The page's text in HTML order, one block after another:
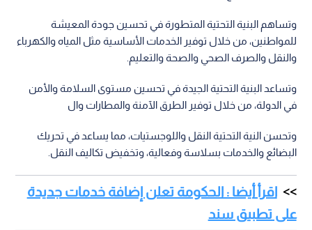
وتساهم البنية التحتية المتطورة في تحسين جودة المعيشة
للمواطنين، من خلال توفير الخدمات الأساسية مثل المياه والكهرباء
والنقل والصرف الصحي والصحة والتعليم.
وتساعد البنية التحتية الجيدة في تحسين مستوى السلامة والأمن
في الدولة، من خلال توفير الطرق الآمنة والمطارات وال
وتحسن النية التحتية النقل واللوجستيات، مما يساعد في تحريك
البضائع والخدمات بسلاسة وفعالية، وتخفيض تكاليف النقل.
اقرأ أيضا : الحكومة تعلن إضافة خدمات جديدة
على تطبيق سند